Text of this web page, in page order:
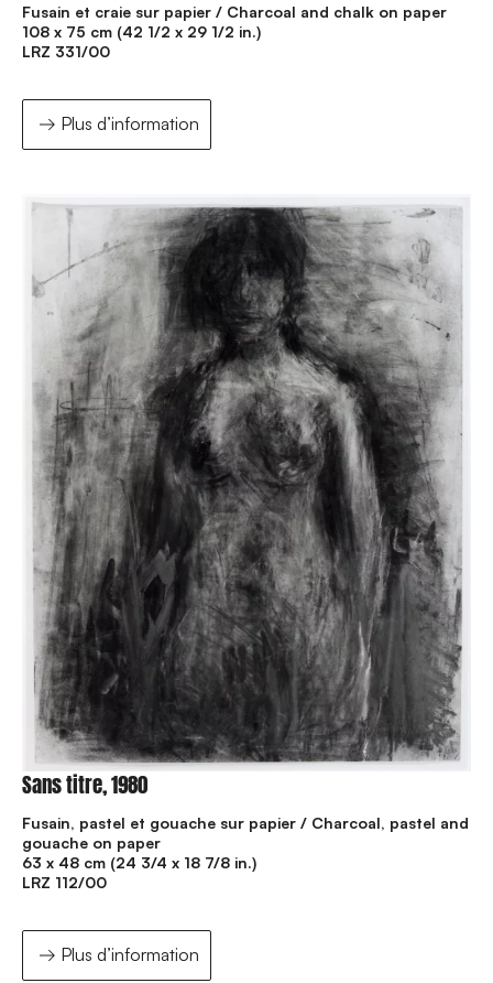
Fusain et craie sur papier / Charcoal and chalk on paper
108 x 75 cm (42 1/2 x 29 1/2 in.)
LRZ 331/00
Plus d’information
Sans titre, 1980
Fusain, pastel et gouache sur papier / Charcoal, pastel and
gouache on paper
63 x 48 cm (24 3/4 x 18 7/8 in.)
LRZ 112/00
Plus d’information